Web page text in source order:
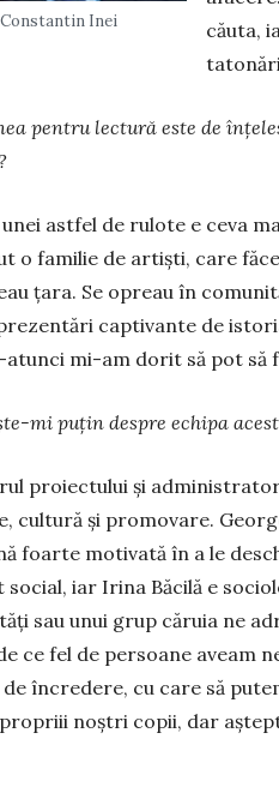
Constantin Inei
căuta,
pentru lectură este de
astfel de rulote e ceva
o familie de artiști, care
țara. Se opreau în
captivante de
mi-am do­rit să pot să
mi puțin despre echi­pa
proiectului și
cul­tură și promovare.
foarte motivată în a le
so­cial, iar Irina Băcilă e
sau unui grup căruia ne
ce fel de persoane aveam
de încredere, cu care să
noștri copii, dar